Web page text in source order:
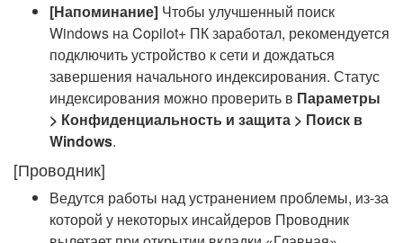
[Напоминание] Чтобы улучшенный поиск
Windows на Copilot+ ПК заработал, рекомендуется
подключить устройство к сети и дождаться
завершения начального индексирования. Статус
индексирования можно проверить в Параметры
> Конфиденциальность и защита > Поиск в
Windows.
[Проводник]
Ведутся работы над устранением проблемы, из-за
которой у некоторых инсайдеров Проводник